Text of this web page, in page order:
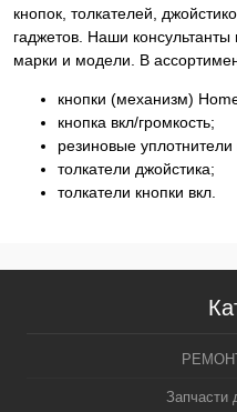
кнопок, толкателей,
гаджетов. Наши
марки и модели. В
кнопки (механизм)
кнопка вкл/громкость;
резиновые уплотнители
толкатели джойстика;
толкатели кнопки вкл.
Запчасти